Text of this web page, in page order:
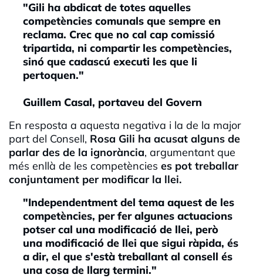
"Gili ha abdicat de totes aquelles
competències comunals que sempre en
reclama. Crec que no cal cap comissió
tripartida, ni compartir les competències,
sinó que cadascú executi les que li
pertoquen."
Guillem Casal, portaveu del Govern
En resposta a aquesta negativa i la de la major
part del Consell, Rosa Gili ha acusat alguns de
parlar des de la ignorància, argumentant que
més enllà de les competències es pot treballar
conjuntament per modificar la llei.
"Independentment del tema aquest de les
competències, per fer algunes actuacions
potser cal una modificació de llei, però
una modificació de llei que sigui ràpida, és
a dir, el que s'està treballant al consell és
una cosa de llarg termini."